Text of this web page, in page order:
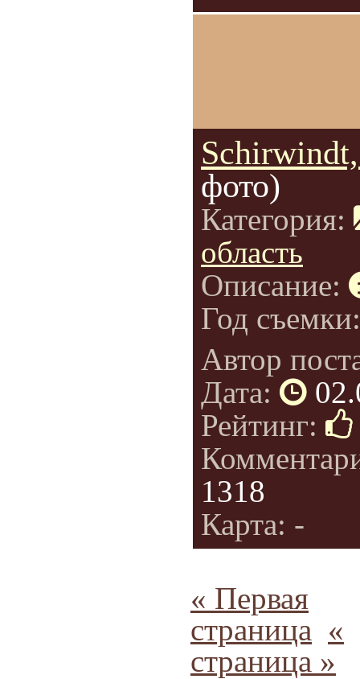
фото)
Категория:
область
Описание:
Год
Автор
Дата:
Рейтинг:
1318
Карта: -
« Первая
страница «
страница »